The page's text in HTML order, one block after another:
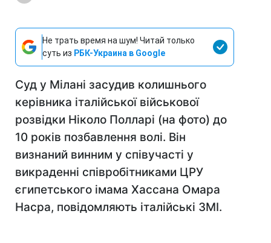
Не трать время на шум! Читай только
суть из РБК-Украина в Google
Суд у Мілані засудив колишнього
керівника італійської військової
розвідки Ніколо Полларі (на фото) до
10 років позбавлення волі. Він
визнаний винним у співучасті у
викраденні співробітниками ЦРУ
єгипетського імама Хассана Омара
Насра, повідомляють італійські ЗМІ.